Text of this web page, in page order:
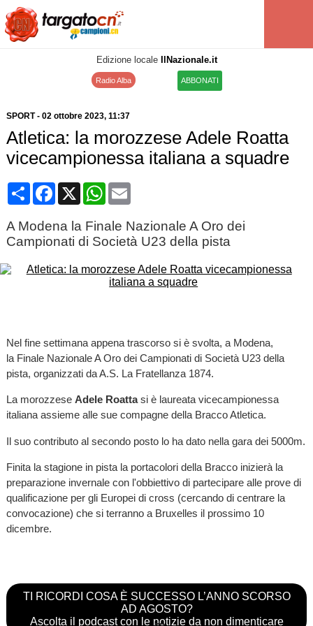
Edizione locale IlNazionale.it
Radio Alba ABBONATI
SPORT- 02 ottobre 2023, 11:37
Atletica: la morozzese Adele Roatta
vicecampionessa italiana a squadre
CondividiFacebook
X WhatsApp
Email
A Modena la Finale Nazionale A Oro dei
Campionati di Società U23 della pista
Nel fine settimana appena trascorso si è svolta, a Modena,
la Finale Nazionale A Oro dei Campionati di Società U23 della
pista, organizzati da A.S. La Fratellanza 1874.
La morozzese Adele Roattasi è laureata vicecampionessa
italiana assieme alle sue compagne della Bracco Atletica.
Il suo contributo al secondo posto lo ha dato nella gara dei 5000m.
Finita la stagione in pista la portacolori della Bracco inizierà la
preparazione invernale con l'obbiettivo di partecipare alle prove di
qualificazione per gli Europei di cross (cercando di centrare la
convocazione) che si terranno a Bruxelles il prossimo 10
dicembre.
TI RICORDI COSA È SUCCESSO L’ANNO SCORSO
AD AGOSTO?
Ascolta il podcast con le notizie da non dimenticare